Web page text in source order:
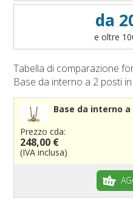
Art. 10 - Responsabilità
Art. 11 - Accesso al sito
Art. 13 - Integralità
da
e oltre
Tabella di comparazione
Base da interno a 2 posti
Base da interno
Prezzo cda:
248,00 €
(IVA inclusa)